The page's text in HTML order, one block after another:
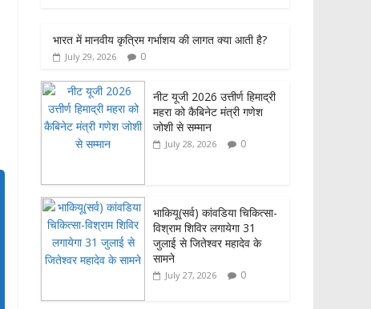
e
b
o
o
k
itt
er
at
s
p
p
ar
e
भारत में मानवीय कृत्रिम गर्भाशय की लागत क्या आती है?
July 29, 2026 0
नीट यूजी 2026 उत्तीर्ण हिमाद्री
महरा को कैबिनेट मंत्री गणेश
जोशी से सम्मान
July 28, 2026 0
भाकियू(सर्व) कांवडिया चिकित्सा-
विश्राम शिविर लगायेगा 31
जुलाई से जितेश्वर महादेव के
सामने
July 27, 2026 0